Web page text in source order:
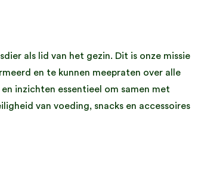
als lid van het gezin. Dit is onze missie
en te kunnen meepraten over alle
inzichten essentieel om samen met
van voeding, snacks en accessoires